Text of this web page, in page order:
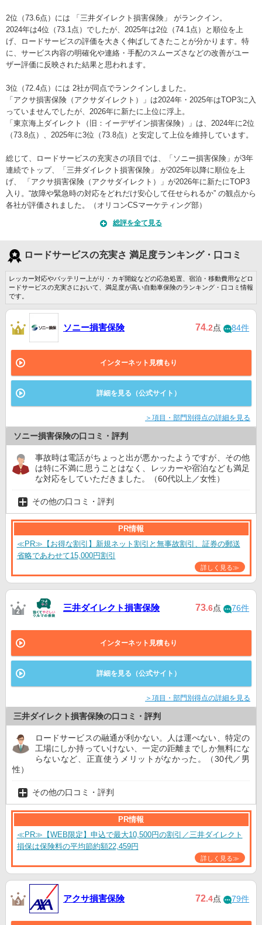
2位（73.6点）には 「三井ダイレクト損害保険」 がランクイン。
2024年は4位（73.1点）でしたが、2025年は2位（74.1点）と順位を上
げ、ロードサービスの評価を大きく伸ばしてきたことが分かります。特
に、サービス内容の明確化や連絡・手配のスムーズさなどの改善がユー
ザー評価に反映された結果と思われます。
3位（72.4点）には 2社が同点でランクインしました。
「アクサ損害保険（アクサダイレクト）」は2024年・2025年はTOP3に入
っていませんでしたが、2026年に新たに上位に浮上。
「東京海上ダイレクト（旧：イーデザイン損害保険）」は、2024年に2位
（73.8点）、2025年に3位（73.8点）と安定して上位を維持しています。
総じて、ロードサービスの充実さの項目では、「ソニー損害保険」が3年
連続でトップ、「三井ダイレクト損害保険」 が2025年以降に順位を上
げ、 「アクサ損害保険（アクサダイレクト）」が2026年に新たにTOP3
入り。“故障や緊急時の対応をどれだけ安心して任せられるか” の観点から
各社が評価されました。（オリコンCSマーケティング部）
総評を全て見る
ロードサービスの充実さ 満足度ランキング・口コミ
レッカー対応やバッテリー上がり・カギ開錠などの応急処置、宿泊・移動費用などロ
ードサービスの充実さにおいて、満足度が高い自動車保険のランキング・口コミ情報
です。
ソニー損害保険 74.2点 84件
インターネット見積もり
詳細を見る（公式サイト）
＞項目・部門別得点の詳細を見る
ソニー損害保険の口コミ・評判
事故時は電話がちょっと出が悪かったようですが、その他
は特に不満に思うことはなく、レッカーや宿泊なども満足
な対応をしていただきました。（60代以上／女性）
その他の口コミ・評判
PR情報
≪PR≫【お得な割引】新規ネット割引と無事故割引、証券の郵送
省略であわせて15,000円割引
詳しく見る≫
三井ダイレクト損害保険 73.6点 76件
インターネット見積もり
詳細を見る（公式サイト）
＞項目・部門別得点の詳細を見る
三井ダイレクト損害保険の口コミ・評判
ロードサービスの融通が利かない。人は運べない、特定の
工場にしか持っていけない、一定の距離までしか無料にな
らないなど、正直使うメリットがなかった。（30代／男
性）
その他の口コミ・評判
PR情報
≪PR≫【WEB限定】申込で最大10,500円の割引／三井ダイレクト
損保は保険料の平均節約額22,459円
詳しく見る≫
アクサ損害保険 72.4点 79件